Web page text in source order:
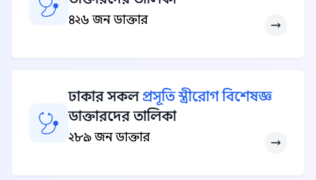
৪২৬ জন ডাক্তার
ঢাকার সকলপ্রসূতি স্ত্রীরোগ বিশেষজ্ঞ
ডাক্তারদের তালিকা
২৮৯ জন ডাক্তার